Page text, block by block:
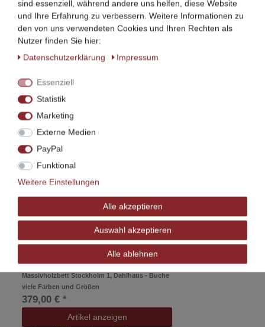
Andere Ausführungen, Holzarten und Maße sind auf
Wunsch lieferbar.
Sprechen Sie uns hierfür direkt an!
Zubehör
Massivholzbett Stockholm 1, Dahlhaus - Buche
viele Farben und Größen
379,00 € *
Artikel anzeigen
sind essenziell, während andere uns helfen, diese Website
und Ihre Erfahrung zu verbessern. Weitere Informationen zu
den von uns verwendeten Cookies und Ihren Rechten als
Nutzer finden Sie hier:
Daten­schutz­erklärung
Impressum
Essenziell
Statistik
Marketing
Externe Medien
PayPal
Funktional
Weitere Einstellungen
Alle akzeptieren
Auswahl akzeptieren
Alle ablehnen